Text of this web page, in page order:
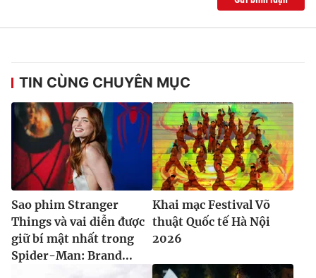
THỜI BÁO VTV
Cơ quan chủ quản: Đài Truyền hình Việt Nam
Cơ quan báo chí:
Thời báo VTV
Giấy phép hoạt động báo in và báo điện tử số 483/GP-BTTTT
cấp ngày 29/12/2023
Tổng Biên tập:Vũ Thanh Thủy
Phó Tổng Biên tập:
Nguyễn Thị Mỹ Hạnh, Phạm Quốc Thắng,
Nguyễn Trọng Ninh
Tổng đài VTV:
024.38 355 931 - 024.38 355 932
TIN CÙNG CHUYÊN MỤC
Sao phim Stranger
Things và vai diễn được
giữ bí mật nhất trong
Spider-Man: Brand...
Khai mạc Festival Võ
thuật Quốc tế Hà Nội
2026